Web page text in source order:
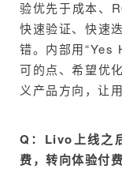
验优先于成本、
快速验证、快速
错。内部用“Yes
可的点、希望优
义产品方向，让
Q：Livo上线之
费，转向体验付